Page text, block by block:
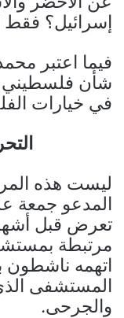
إسرائيل؟ فقط
فيما اعتبر
شأن فلسطيني
في خيارات
ليست هذه
المدعو جمعة
تعرض قبل
مرتبطة
اتهمه ناشطون
المستشفى
والجرحى.